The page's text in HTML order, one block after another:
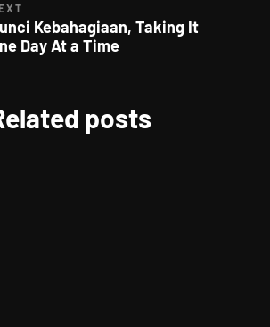
Kebahagiaan, Taking It
Day At a Time
posts